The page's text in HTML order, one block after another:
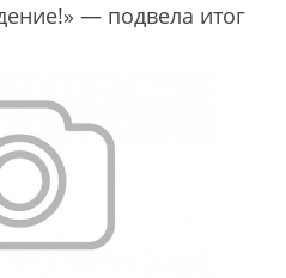
— подвела итог